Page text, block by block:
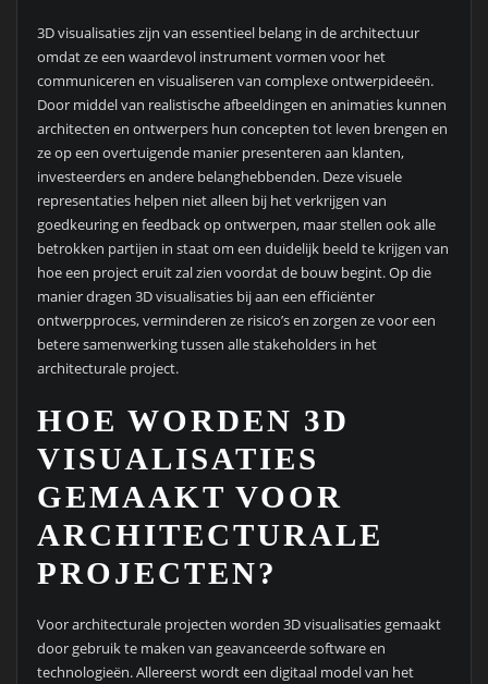
3D visualisaties zijn van essentieel belang in de architectuur
omdat ze een waardevol instrument vormen voor het
communiceren en visualiseren van complexe ontwerpideeën.
Door middel van realistische afbeeldingen en animaties kunnen
architecten en ontwerpers hun concepten tot leven brengen en
ze op een overtuigende manier presenteren aan klanten,
investeerders en andere belanghebbenden. Deze visuele
representaties helpen niet alleen bij het verkrijgen van
goedkeuring en feedback op ontwerpen, maar stellen ook alle
betrokken partijen in staat om een duidelijk beeld te krijgen van
hoe een project eruit zal zien voordat de bouw begint. Op die
manier dragen 3D visualisaties bij aan een efficiënter
ontwerpproces, verminderen ze risico’s en zorgen ze voor een
betere samenwerking tussen alle stakeholders in het
architecturale project.
HOE WORDEN 3D
VISUALISATIES
GEMAAKT VOOR
ARCHITECTURALE
PROJECTEN?
Voor architecturale projecten worden 3D visualisaties gemaakt
door gebruik te maken van geavanceerde software en
technologieën. Allereerst wordt een digitaal model van het